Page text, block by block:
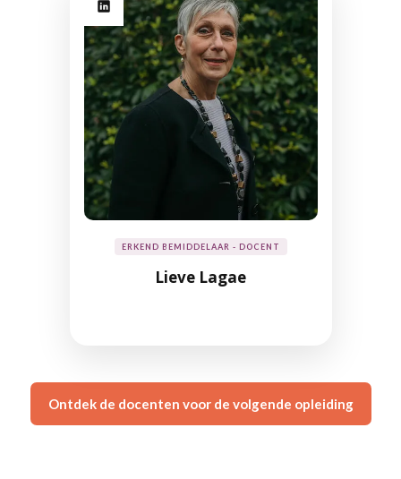
ERKEND BEMIDDELAAR - DOCENT
Lieve Lagae
Ontdek de docenten voor de volgende opleiding